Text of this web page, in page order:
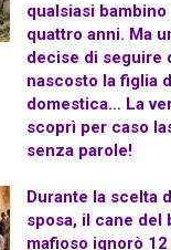
qualsiasi
quattro anni. Ma
decise di seguire
nascosto la figlia
domestica… La
scoprì per caso
senza parole!
Durante la scelta
sposa, il cane del
mafioso ignorò